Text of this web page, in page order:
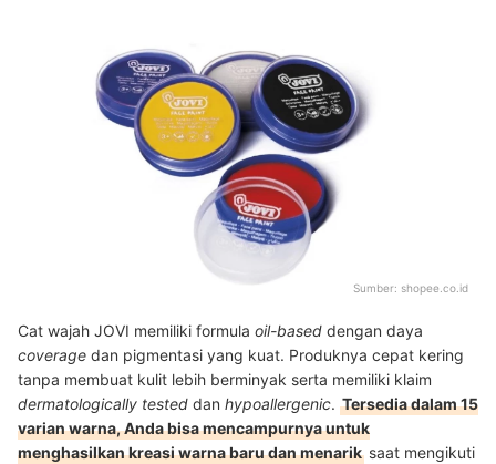
Sumber: shopee.co.id
Cat wajah JOVI memiliki formula oil-based dengan daya
coverage dan pigmentasi yang kuat. Produknya cepat kering
tanpa membuat kulit lebih berminyak serta memiliki klaim
dermatologically tested dan hypoallergenic. Tersedia dalam 15
varian warna, Anda bisa mencampurnya untuk
menghasilkan kreasi warna baru dan menarik saat mengikuti